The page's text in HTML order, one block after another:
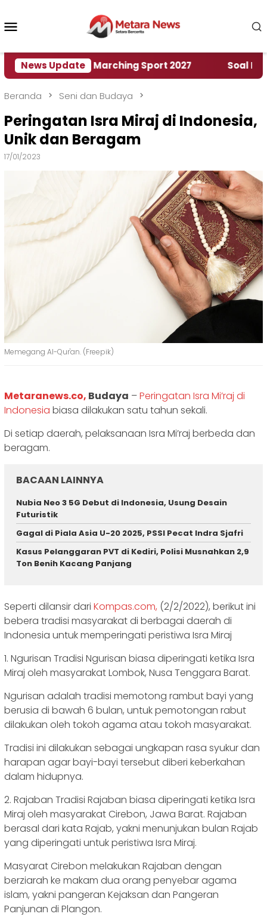
konten
News Update
World Marching Sport 2027 ‎Soal Rencana
Beranda Seni dan Budaya
Peringatan Isra Miraj di Indonesia,
Unik dan Beragam
17/01/2023
Memegang Al-Qur'an. (Freepik)
Metaranews.co, Budaya –Peringatan Isra Mi’raj di
Indonesia biasa dilakukan satu tahun sekali.
Di setiap daerah, pelaksanaan Isra Mi’raj berbeda dan
beragam.
BACAAN LAINNYA
Nubia Neo 3 5G Debut di Indonesia, Usung Desain
Futuristik
Gagal di Piala Asia U-20 2025, PSSI Pecat Indra Sjafri
Kasus Pelanggaran PVT di Kediri, Polisi Musnahkan 2,9
Ton Benih Kacang Panjang
Seperti dilansir dari Kompas.com, (2/2/2022), berikut ini
bebera tradisi masyarakat di berbagai daerah di
Indonesia untuk memperingati peristiwa Isra Miraj
1. Ngurisan Tradisi Ngurisan biasa diperingati ketika Isra
Miraj oleh masyarakat Lombok, Nusa Tenggara Barat.
Ngurisan adalah tradisi memotong rambut bayi yang
berusia di bawah 6 bulan, untuk pemotongan rabut
dilakukan oleh tokoh agama atau tokoh masyarakat.
Tradisi ini dilakukan sebagai ungkapan rasa syukur dan
harapan agar bayi-bayi tersebut diberi keberkahan
dalam hidupnya.
2. Rajaban Tradisi Rajaban biasa diperingati ketika Isra
Miraj oleh masyarakat Cirebon, Jawa Barat. Rajaban
berasal dari kata Rajab, yakni menunjukan bulan Rajab
yang diperingati untuk peristiwa Isra Miraj.
Masyarat Cirebon melakukan Rajaban dengan
berziarah ke makam dua orang penyebar agama
islam, yakni pangeran Kejaksan dan Pangeran
Panjunan di Plangon.